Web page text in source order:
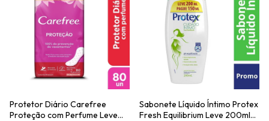
Protetor Diário Carefree
Proteção com Perfume Leve
Sabonete Líquido Íntimo Protex
Fresh Equilibrium Leve 200ml